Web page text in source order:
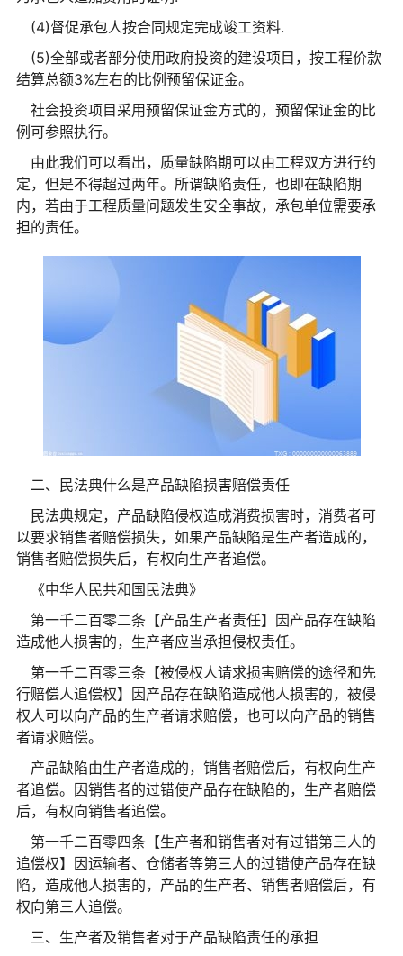
(4)督促承包人按合同规定完成竣工资料.
(5)全部或者部分使用政府投资的建设项目，按工程价款
结算总额3%左右的比例预留保证金。
社会投资项目采用预留保证金方式的，预留保证金的比
例可参照执行。
由此我们可以看出，质量缺陷期可以由工程双方进行约
定，但是不得超过两年。所谓缺陷责任，也即在缺陷期
内，若由于工程质量问题发生安全事故，承包单位需要承
担的责任。
二、民法典什么是产品缺陷损害赔偿责任
民法典规定，产品缺陷侵权造成消费损害时，消费者可
以要求销售者赔偿损失，如果产品缺陷是生产者造成的，
销售者赔偿损失后，有权向生产者追偿。
《中华人民共和国民法典》
第一千二百零二条【产品生产者责任】因产品存在缺陷
造成他人损害的，生产者应当承担侵权责任。
第一千二百零三条【被侵权人请求损害赔偿的途径和先
行赔偿人追偿权】因产品存在缺陷造成他人损害的，被侵
权人可以向产品的生产者请求赔偿，也可以向产品的销售
者请求赔偿。
产品缺陷由生产者造成的，销售者赔偿后，有权向生产
者追偿。因销售者的过错使产品存在缺陷的，生产者赔偿
后，有权向销售者追偿。
第一千二百零四条【生产者和销售者对有过错第三人的
追偿权】因运输者、仓储者等第三人的过错使产品存在缺
陷，造成他人损害的，产品的生产者、销售者赔偿后，有
权向第三人追偿。
三、生产者及销售者对于产品缺陷责任的承担